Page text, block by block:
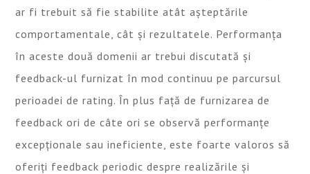
ar fi trebuit să fie stabilite atât așteptările
comportamentale, cât și rezultatele. Performanța
în aceste două domenii ar trebui discutată și
feedback-ul furnizat în mod continuu pe parcursul
perioadei de rating. În plus față de furnizarea de
feedback ori de câte ori se observă performanțe
excepționale sau ineficiente, este foarte valoros să
oferiți feedback periodic despre realizările și